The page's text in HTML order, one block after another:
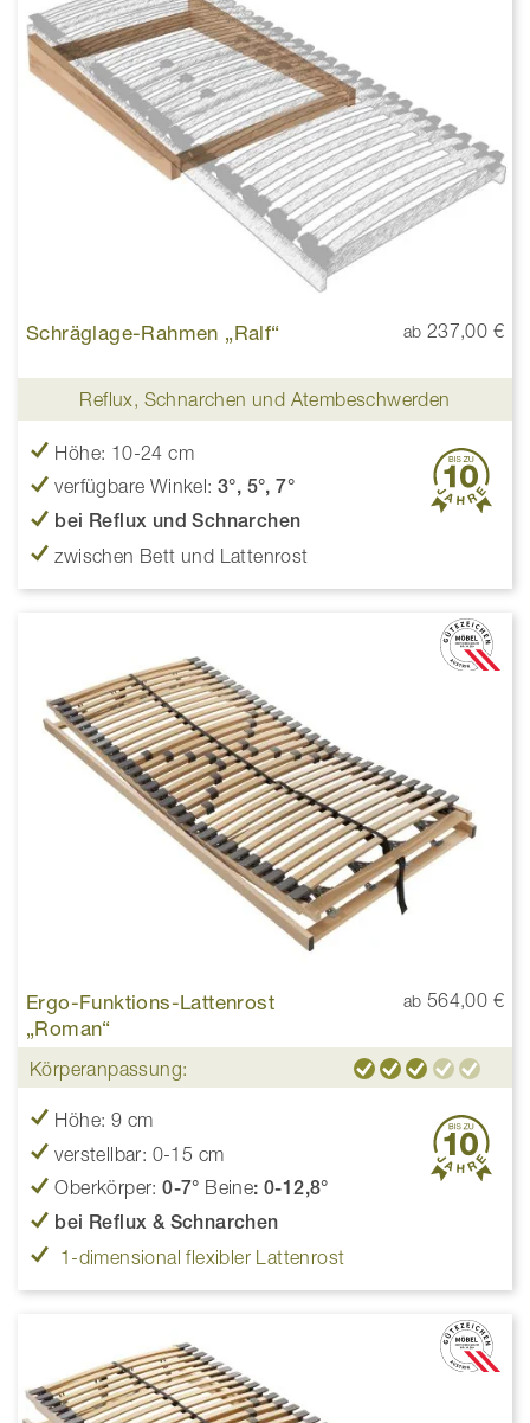
Schräglage-Rahmen „Ralf“ ab 237,00 €
Reflux, Schnarchen und Atembeschwerden
Höhe: 10-24 cm
verfügbare Winkel:3°, 5°, 7°
bei Reflux und Schnarchen
zwischen Bett und Lattenrost
Ergo-Funktions-Lattenrost
„Roman“
ab 564,00 €
Körperanpassung:
Höhe: 9 cm
verstellbar: 0-15 cm
Oberkörper:0-7° Beine: 0-12,8°
bei Reflux & Schnarchen
1-dimensional flexibler Lattenrost